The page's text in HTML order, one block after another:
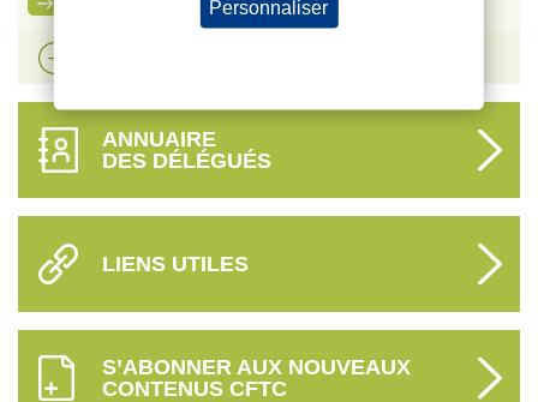
ANNUAIRE
DES DÉLÉGUÉS
LIENS UTILES
S’ABONNER AUX NOUVEAUX
CONTENUS CFTC
Personnaliser